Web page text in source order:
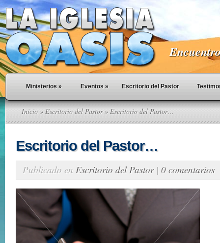
Ministerios » Eventos » Escritorio del Pastor
Inicio » Escritorio del Pastor» Escritorio del Pastor…
Escritorio del Pastor…
Publicado en Escritorio del Pastor| 0 comentarios